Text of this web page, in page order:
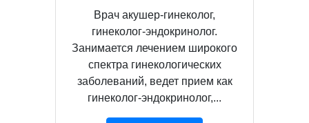
Врач акушер-гинеколог,
гинеколог-эндокринолог.
Занимается лечением широкого
спектра гинекологических
заболеваний, ведет прием как
гинеколог-эндокринолог,...